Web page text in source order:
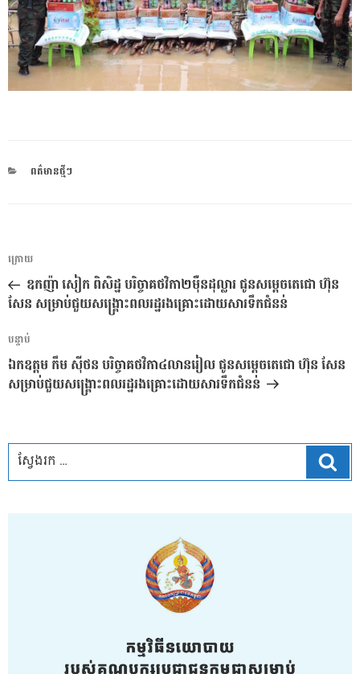
CATEGORIES
ពត៌មានថ្មីៗ
ការ​
នាំទិស​
ប្រកាស
អត្ថបទ
មុន
ក្រោយ
ឧកញ៉ា សៀក ពិសិដ្ឋ បរិច្ចាគថវិកា២ម៉ឺនដុល្លារ ជូនសម្តេចតេជោ ហ៊ុន
សែន សម្រាប់ជួយសង្គ្រោះពលរដ្ឋរងគ្រោះដោយសារទឹកជំនន់
អត្ថបទ
បន្ទាប់
បន្ទាប់
ឯកឧត្តម កឹម ស៊ីថន បរិច្ចាគថវិកា៤លានរៀល ជូនសម្តេចតេជោ ហ៊ុន សែន
សម្រាប់ជួយសង្គ្រោះពលរដ្ឋរងគ្រោះដោយសារទឹកជំនន់